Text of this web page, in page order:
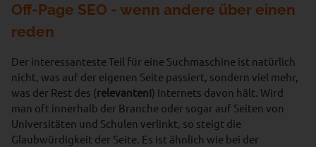
Off-Page SEO - wenn andere über einen
reden
Der interessanteste Teil für eine Suchmaschine ist natürlich
nicht, was auf der eigenen Seite passiert, sondern viel mehr,
was der Rest des (relevanten!) Internets davon hält. Wird
man oft innerhalb der Branche oder sogar auf Seiten von
Universitäten und Schulen verlinkt, so steigt die
Glaubwürdigkeit der Seite. Es ist ähnlich wie bei der